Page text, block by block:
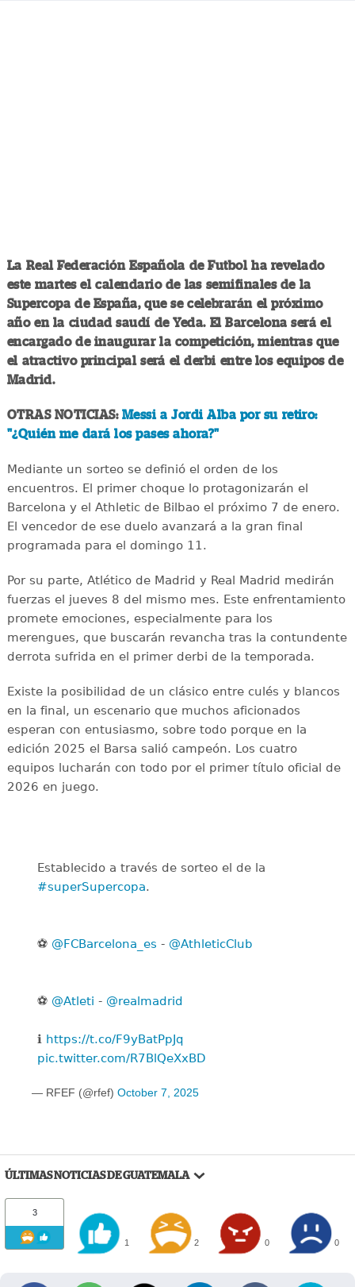
La Real Federación Española de Futbol ha revelado
este martes el calendario de las semifinales de la
Supercopa de España, que se celebrarán el próximo
año en la ciudad saudí de Yeda. El Barcelona será el
encargado de inaugurar la competición, mientras que
el atractivo principal será el derbi entre los equipos de
Madrid.
OTRAS NOTICIAS: Messi a Jordi Alba por su retiro:
"¿Quién me dará los pases ahora?"
Mediante un sorteo se definió el orden de los
encuentros. El primer choque lo protagonizarán el
Barcelona y el Athletic de Bilbao el próximo 7 de enero.
El vencedor de ese duelo avanzará a la gran final
programada para el domingo 11.
Por su parte, Atlético de Madrid y Real Madrid medirán
fuerzas el jueves 8 del mismo mes. Este enfrentamiento
promete emociones, especialmente para los
merengues, que buscarán revancha tras la contundente
derrota sufrida en el primer derbi de la temporada.
Existe la posibilidad de un clásico entre culés y blancos
en la final, un escenario que muchos aficionados
esperan con entusiasmo, sobre todo porque en la
edición 2025 el Barsa salió campeón. Los cuatro
equipos lucharán con todo por el primer título oficial de
2026 en juego.
Establecido a través de sorteo el de la
#superSupercopa.
⚽ @FCBarcelona_es - @AthleticClub
⚽ @Atleti - @realmadrid
ℹ️ https://t.co/F9yBatPpJq
pic.twitter.com/R7BlQeXxBD
— RFEF (@rfef) October 7, 2025
ÚLTIMAS NOTICIAS DE GUATEMALA
3
1 2 0 0